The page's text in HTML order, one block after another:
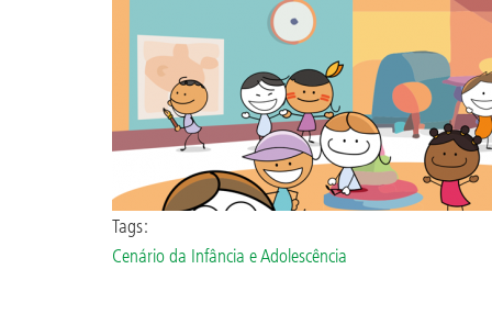
Tags:
Cenário da Infância e Adolescência